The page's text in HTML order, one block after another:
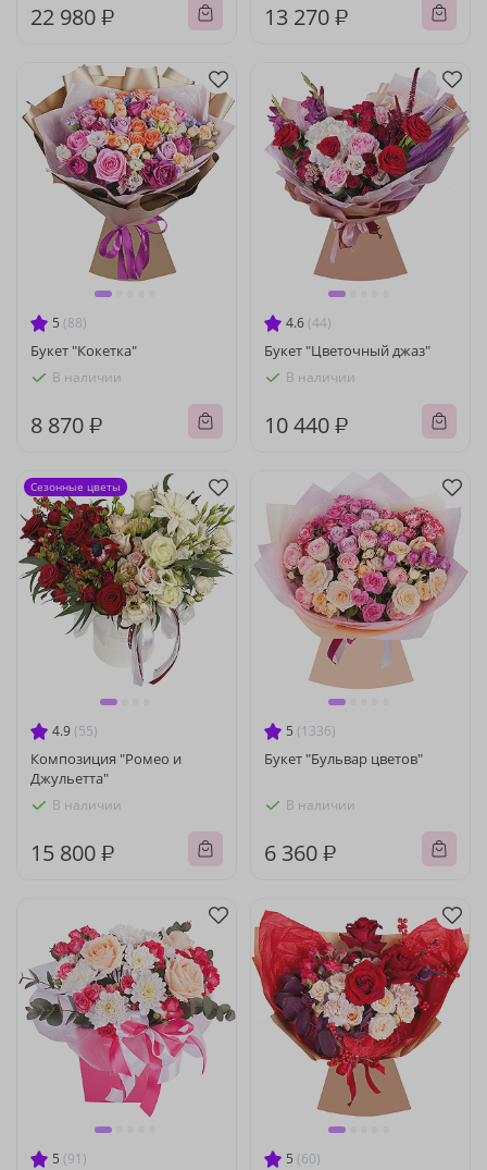
22 980 ₽ 13 270 ₽
5 (88)
Букет "Кокетка"
В наличии
8 870 ₽
4.6 (44)
Букет "Цветочный джаз"
В наличии
10 440 ₽
4.9 (55)
Композиция "Ромео и
Джульетта"
В наличии
15 800 ₽
Сезонные цветы
5 (1336)
Букет "Бульвар цветов"
В наличии
6 360 ₽
5 (91) 5 (60)